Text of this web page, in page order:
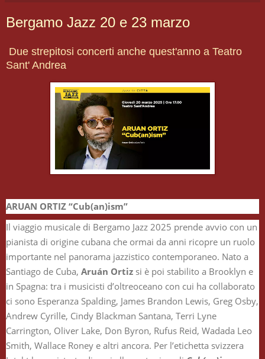
Bergamo Jazz 20 e 23 marzo
Due strepitosi concerti anche quest'anno a Teatro
Sant' Andrea
ARUAN ORTIZ “Cub(an)ism”
Il viaggio musicale di Bergamo Jazz 2025 prende avvio con un
pianista di origine cubana che ormai da anni ricopre un ruolo
importante nel panorama jazzistico contemporaneo. Nato a
Santiago de Cuba, Aruán Ortiz si è poi stabilito a Brooklyn e
in Spagna: tra i musicisti d’oltreoceano con cui ha collaborato
ci sono Esperanza Spalding, James Brandon Lewis, Greg Osby,
Andrew Cyrille, Cindy Blackman Santana, Terri Lyne
Carrington, Oliver Lake, Don Byron, Rufus Reid, Wadada Leo
Smith, Wallace Roney e altri ancora. Per l’etichetta svizzera